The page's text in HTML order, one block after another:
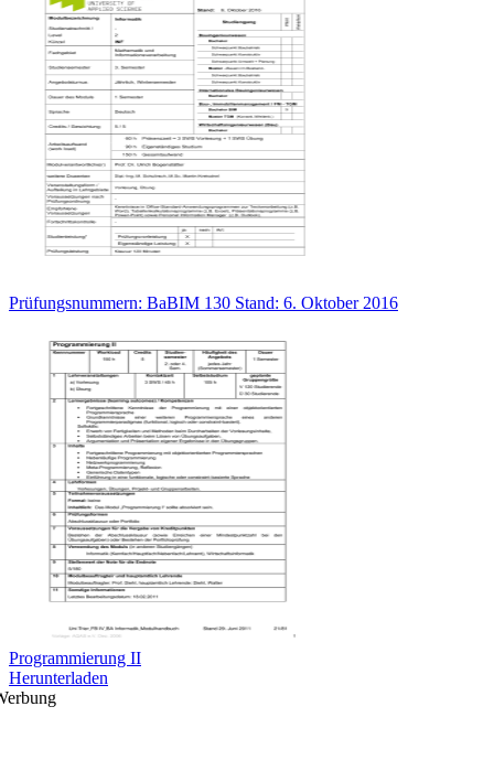
Prüfungsnummern: BaBIM 130 Stand: 6. Oktober 2016
Programmierung II
Herunterladen